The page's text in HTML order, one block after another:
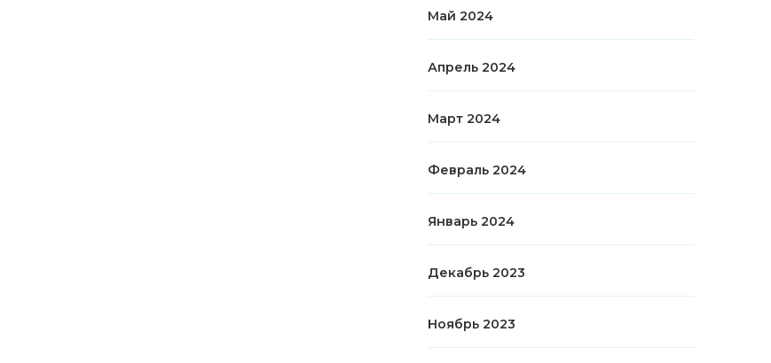
Май 2024
Апрель 2024
Март 2024
Февраль 2024
Январь 2024
Декабрь 2023
Ноябрь 2023